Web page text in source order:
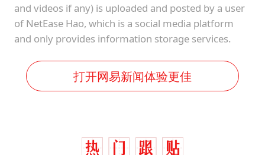
and videos if any) is uploaded and posted by a user
of NetEase Hao, which is a social media platform
and only provides information storage services.
打开网易新闻体验更佳